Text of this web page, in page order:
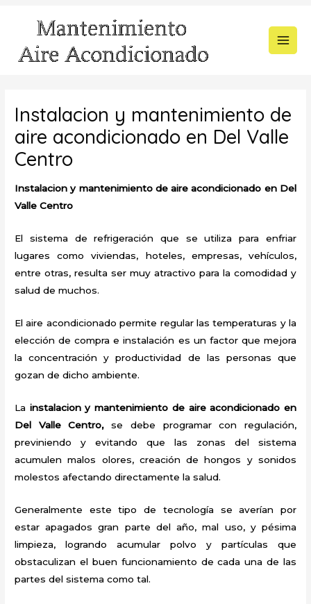
contenido
Instalacion y mantenimiento de
aire acondicionado en Del Valle
Centro
Instalacion y mantenimiento de aire acondicionado en Del
Valle Centro
El sistema de refrigeración que se utiliza para enfriar
lugares como viviendas, hoteles, empresas, vehículos,
entre otras, resulta ser muy atractivo para la comodidad y
salud de muchos.
El aire acondicionado permite regular las temperaturas y la
elección de compra e instalación es un factor que mejora
la concentración y productividad de las personas que
gozan de dicho ambiente.
La instalacion y mantenimiento de aire acondicionado en
Del Valle Centro,se debe programar con regulación,
previniendo y evitando que las zonas del sistema
acumulen malos olores, creación de hongos y sonidos
molestos afectando directamente la salud.
Generalmente este tipo de tecnología se averían por
estar apagados gran parte del año, mal uso, y pésima
limpieza, logrando acumular polvo y partículas que
obstaculizan el buen funcionamiento de cada una de las
partes del sistema como tal.